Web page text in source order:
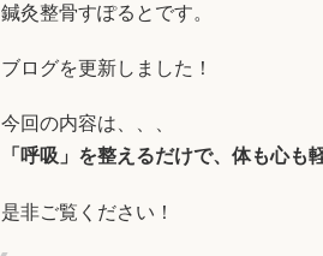
鍼灸整骨すぽるとです。
ブログを更新しました！
今回の内容は、、、
「呼吸」を整えるだけで、体も心も
是非ご覧ください！